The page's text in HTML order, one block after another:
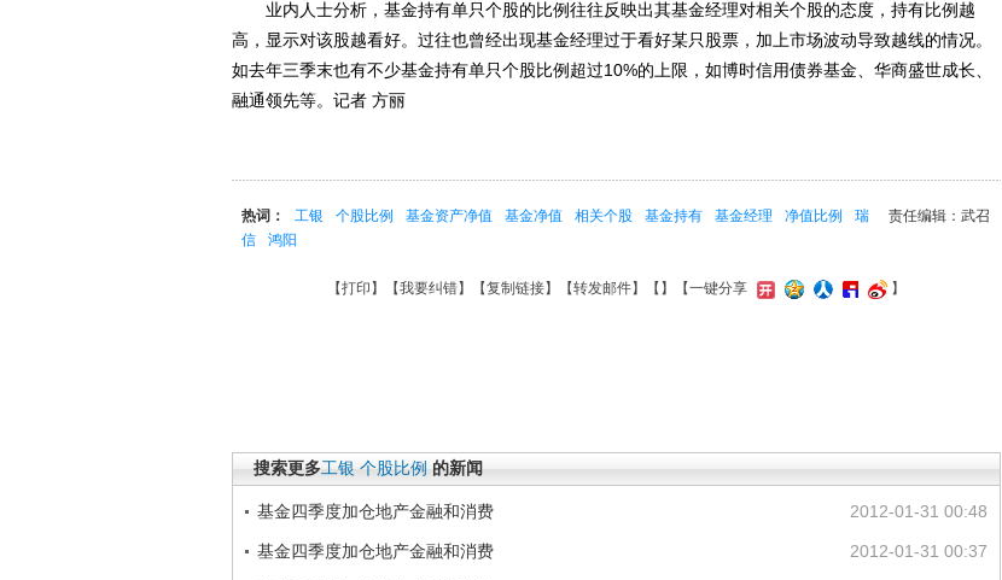
业内人士分析，基金持有单只个股的比例往往反映出其基金经理对相关个股的态度，持有比例越
高，显示对该股越看好。过往也曾经出现基金经理过于看好某只股票，加上市场波动导致越线的情况。
如去年三季末也有不少基金持有单只个股比例超过10%的上限，如博时信用债券基金、华商盛世成长、
融通领先等。记者 方丽
责任编辑：武召
热词： 工银 个股比例 基金资产净值 基金净值 相关个股 基金持有 基金经理 净值比例
瑞
信
鸿阳
【打印 】【我要纠错】【复制链接】【转发邮件】【 】 【一键分享 】
搜索更多工银 个股比例 的新闻
2012-01-31 00:48
基金四季度加仓地产金融和消费
2012-01-31 00:37
基金四季度加仓地产金融和消费